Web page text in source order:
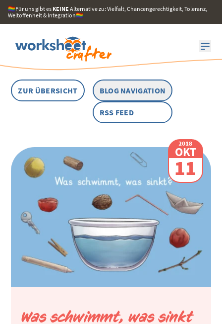
🏳️‍🌈Für uns gibt es KEINE Alternative zu: Vielfalt, Chancengerechtigkeit, Toleranz,
Weltoffenheit & Integration🏳️‍🌈
ZUR ÜBERSICHT BLOG NAVIGATION
RSS FEED
2018
OKT
11
Was schwimmt, was sinkt